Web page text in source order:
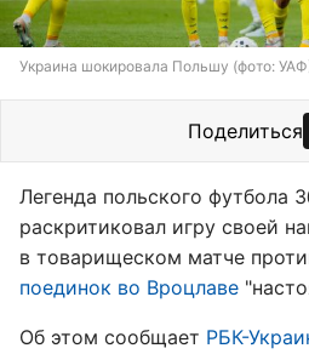
Украина шокировала Польшу (фото:
Поделиться
Легенда польского футбола
раскритиковал игру своей
в товарищеском матче
поединок во Вроцлаве
Об этом сообщает РБК-